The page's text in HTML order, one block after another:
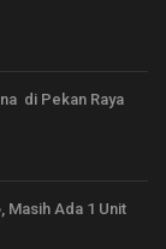
di Pekan Raya
Masih Ada 1 Unit